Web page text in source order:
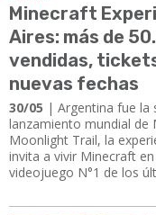
Minecraft
Aires: más de
vendidas,
nuevas fechas
30/05 | Argentina fue la
lanzamiento mundial de
Moonlight Trail, la
invita a vivir Minecraft
videojuego N°1 de los